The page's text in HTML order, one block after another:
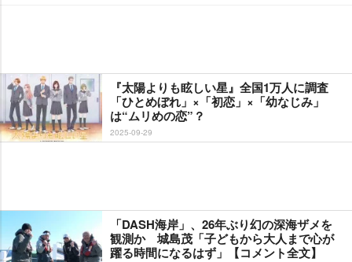
『太陽よりも眩しい星』全国1万人に調査
「ひとめぼれ」×「初恋」×「幼なじみ」
は“ムリめの恋”？
2025-09-29
「DASH海岸」、26年ぶり幻の深海ザメを
観測か 城島茂「子どもから大人まで心が
躍る時間になるはず」【コメント全文】